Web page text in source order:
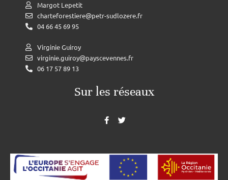
Margot Lepetit
charteforestiere@petr-sudlozere.fr
04 66 45 69 95
Virginie Guiroy
virginie.guiroy@payscevennes.fr
06 17 57 89 13
Sur les réseaux